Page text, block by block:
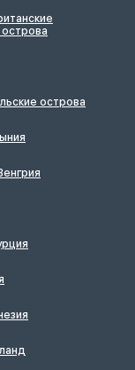
острова
острова